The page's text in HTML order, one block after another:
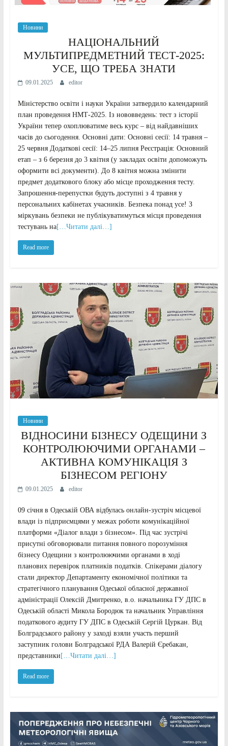
Новини
НАЦІОНАЛЬНИЙ
МУЛЬТИПРЕДМЕТНИЙ ТЕСТ-2025:
УСЕ, ЩО ТРЕБА ЗНАТИ
09.01.2025 editor
Міністерство освіти і науки України затвердило календарний
план проведення НМТ-2025. Із нововведень: тест з історії
України тепер охоплюватиме весь курс – від найдавніших
часів до сьогодення. Основні дати: Основні сесії: 14 травня –
25 червня Додаткові сесії: 14–25 липня Реєстрація: Основний
етап – з 6 березня до 3 квітня (у закладах освіти допоможуть
оформити всі документи). До 8 квітня можна змінити
предмет додаткового блоку або місце проходження тесту.
Запрошення-перепустки будуть доступні з 4 травня у
персональних кабінетах учасників. Безпека понад усе! З
міркувань безпеки не публікуватимуться місця проведення
тестувань на[…Читати далі…]
Read more
Новини
ВІДНОСИНИ БІЗНЕСУ ОДЕЩИНИ З
КОНТРОЛЮЮЧИМИ ОРГАНАМИ –
АКТИВНА КОМУНІКАЦІЯ З
БІЗНЕСОМ РЕГІОНУ
09.01.2025 editor
09 січня в Одеській ОВА відбулась онлайн-зустріч місцевої
влади із підприємцями у межах роботи комунікаційної
платформи «Діалог влади з бізнесом». Під час зустрічі
присутні обговорювали питання повного порозуміння
бізнесу Одещини з контролюючими органами в ході
планових перевірок платників податків. Спікерами діалогу
стали директор Департаменту економічної політики та
стратегічного планування Одеської обласної державної
адміністрації Олексій Дмитренко, в.о. начальника ГУ ДПС в
Одеській області Микола Бородюк та начальник Управління
податкового аудиту ГУ ДПС в Одеській Сергій Цуркан. Від
Болградського району у заході взяли участь перший
заступник голови Болградської РДА Валерій Єребакан,
представники […Читати далі…]
Read more